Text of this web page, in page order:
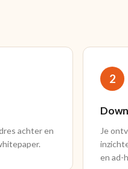
achter en
2
Je
en ad-